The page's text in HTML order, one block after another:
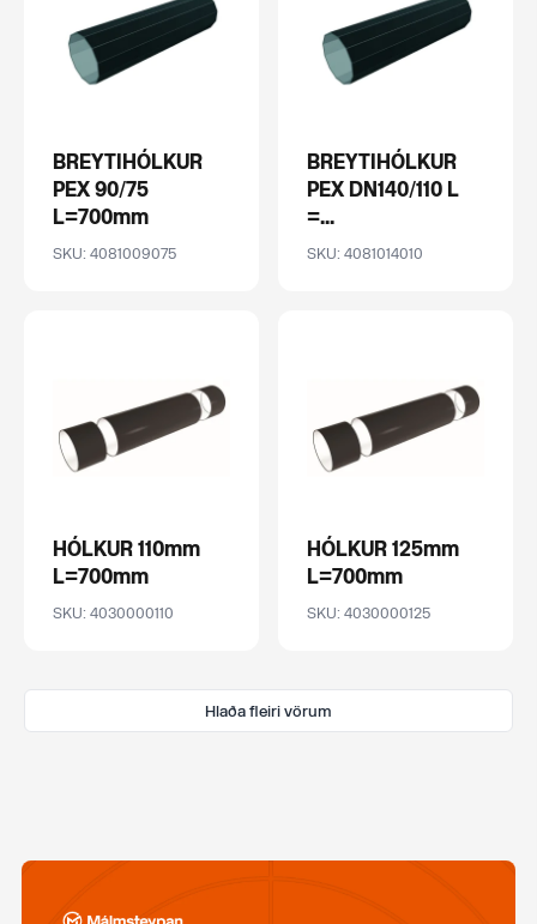
BREYTIHÓLKUR
PEX 90/75
L=700mm
SKU: 4081009075
BREYTIHÓLKUR
PEX DN140/110 L
=...
SKU: 4081014010
HÓLKUR 110mm
L=700mm
SKU: 4030000110
HÓLKUR 125mm
L=700mm
SKU: 4030000125
Hlaða fleiri vörum